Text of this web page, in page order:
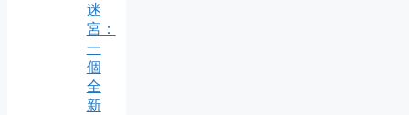
迷
宮：
一
個
全
新